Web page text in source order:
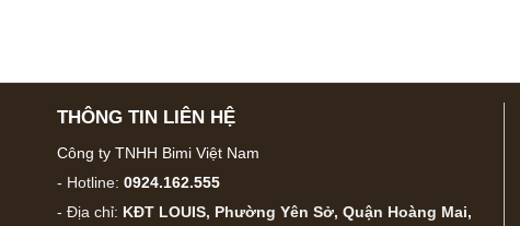
THÔNG TIN LIÊN HỆ
Công ty TNHH Bimi Việt Nam
- Hotline: 0924.162.555
- Địa chỉ: KĐT LOUIS, Phường Yên Sở, Quận Hoàng Mai,